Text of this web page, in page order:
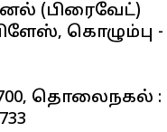
(பிரைவேட்)
கொழும்பு -
700, தொலைநகல் :